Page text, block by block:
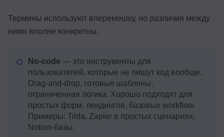
Термины используют вперемешку, но различия между
ними вполне конкретны.
No-code — это инструменты для
пользователей, которые не пишут код вообще.
Drag-and-drop, готовые шаблоны,
ограниченная логика. Хорошо подходят для
простых форм, лендингов, базовых workflow.
Примеры: Tilda, Zapier в простых сценариях,
Notion-базы.